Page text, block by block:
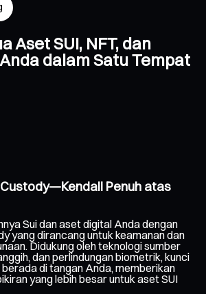
Aset SUI, NFT, dan
dalam Satu Tempat
Penuh atas
Sui dan aset digital Anda dengan
yang dirancang untuk keamanan dan
Didukung oleh teknologi sumber
dan perlindungan biometrik, kunci
di tangan Anda, memberikan
yang lebih besar untuk aset SUI